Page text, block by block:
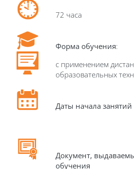
72 часа
Форма обучения:
с применением
образовательных
Даты начала занятий
Документ,
обучения